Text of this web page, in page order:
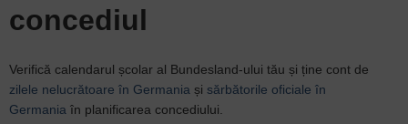
concediul
Verifică calendarul școlar al Bundesland-ului tău și ține cont de
zilele nelucrătoare în Germania și sărbătorile oficiale în
Germania în planificarea concediului.